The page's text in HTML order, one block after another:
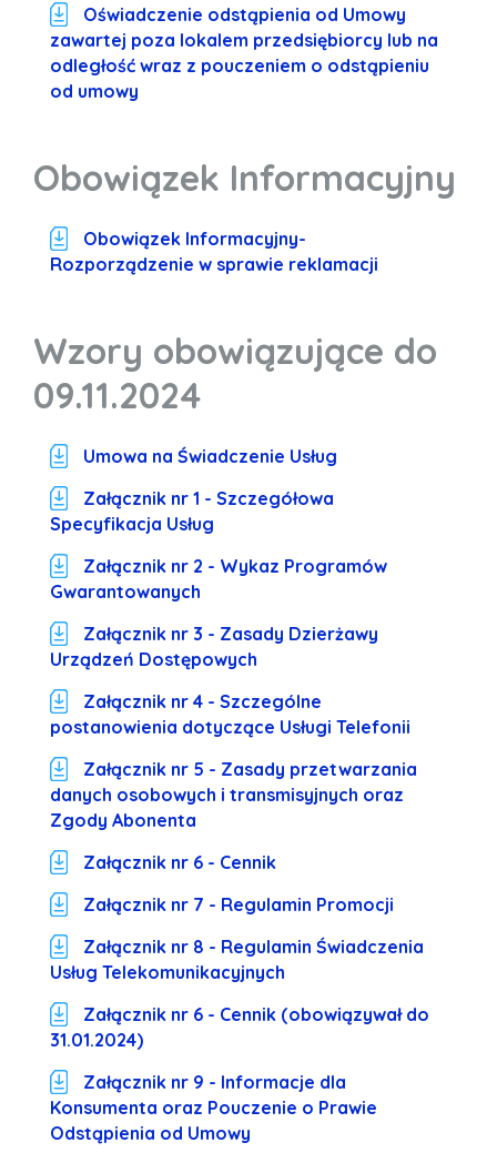
Oświadczenie odstąpienia od Umowy
zawartej poza lokalem przedsiębiorcy lub na
odległość wraz z pouczeniem o odstąpieniu
od umowy
Obowiązek Informacyjny
Obowiązek Informacyjny-
Rozporządzenie w sprawie reklamacji
Wzory obowiązujące do
09.11.2024
Umowa na Świadczenie Usług
Załącznik nr 1 - Szczegółowa
Specyfikacja Usług
Załącznik nr 2 - Wykaz Programów
Gwarantowanych
Załącznik nr 3 - Zasady Dzierżawy
Urządzeń Dostępowych
Załącznik nr 4 - Szczególne
postanowienia dotyczące Usługi Telefonii
Załącznik nr 5 - Zasady przetwarzania
danych osobowych i transmisyjnych oraz
Zgody Abonenta
Załącznik nr 6 - Cennik
Załącznik nr 7 - Regulamin Promocji
Załącznik nr 8 - Regulamin Świadczenia
Usług Telekomunikacyjnych
Załącznik nr 6 - Cennik (obowiązywał do
31.01.2024)
Załącznik nr 9 - Informacje dla
Konsumenta oraz Pouczenie o Prawie
Odstąpienia od Umowy